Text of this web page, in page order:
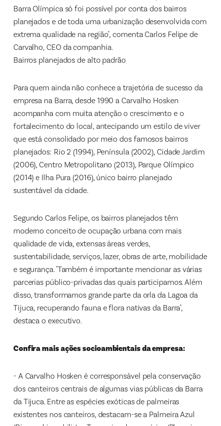
Barra Olímpica só foi possível por conta dos bairros
planejados e de toda uma urbanização desenvolvida com
extrema qualidade na região", comenta Carlos Felipe de
Carvalho, CEO da companhia.
Bairros planejados de alto padrão
Para quem ainda não conhece a trajetória de sucesso da
empresa na Barra, desde 1990 a Carvalho Hosken
acompanha com muita atenção o crescimento e o
fortalecimento do local, antecipando um estilo de viver
que está consolidado por meio dos famosos bairros
planejados: Rio 2 (1994), Península (2002), Cidade Jardim
(2006), Centro Metropolitano (2013), Parque Olímpico
(2014) e Ilha Pura (2016), único bairro planejado
sustentável da cidade.
Segundo Carlos Felipe, os bairros planejados têm
moderno conceito de ocupação urbana com mais
qualidade de vida, extensas áreas verdes,
sustentabilidade, serviços, lazer, obras de arte, mobilidade
e segurança. "Também é importante mencionar as várias
parcerias público-privadas das quais participamos. Além
disso, transformamos grande parte da orla da Lagoa da
Tijuca, recuperando fauna e flora nativas da Barra",
destaca o executivo.
Confira mais ações socioambientais da empresa:
- A Carvalho Hosken é corresponsável pela conservação
dos canteiros centrais de algumas vias públicas da Barra
da Tijuca. Entre as espécies exóticas de palmeiras
existentes nos canteiros, destacam-se a Palmeira Azul